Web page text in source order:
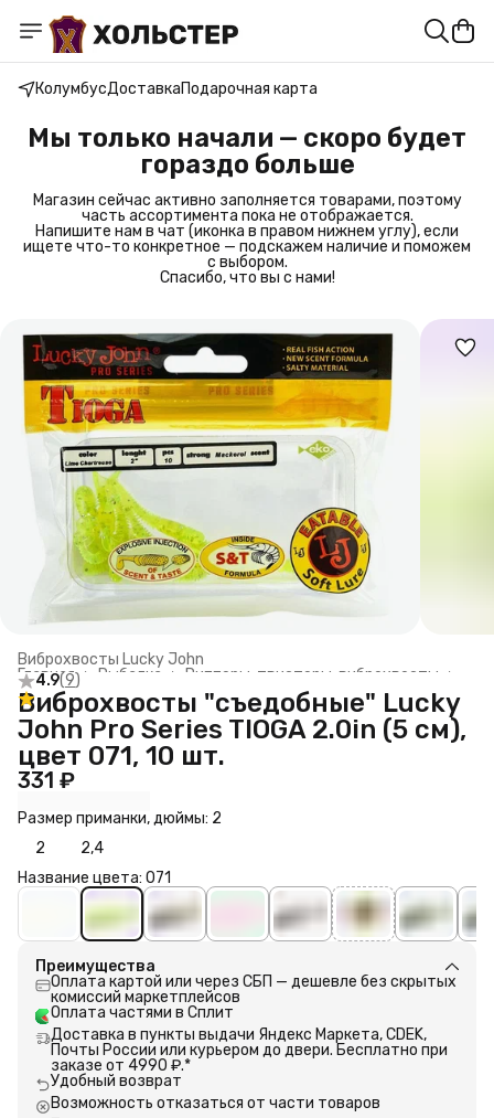
КолумбусДоставкаПодарочная карта
Мы только начали — скоро будет
гораздо больше
Магазин сейчас активно заполняется товарами, поэтому
часть ассортимента пока не отображается.
Напишите нам в чат (иконка в правом нижнем углу), если
ищете что-то конкретное — подскажем наличие и поможем
с выбором.
Спасибо, что вы с нами!
Виброхвосты Lucky John
Рипперы, твистеры, виброхвосты ›
Рыбалка ›
Главная ›
4.9(9)
Виброхвосты "съедобные" Lucky
John Pro Series TIOGA 2.0in (5 см),
цвет 071, 10 шт.
331 ₽
Размер приманки, дюймы: 2
2
2,4
Название цвета: 071
Преимущества
Оплата картой или через СБП — дешевле без скрытых
комиссий маркетплейсов
Оплата частями в Сплит
Доставка в пункты выдачи Яндекс Маркета, CDEK,
Почты России или курьером до двери. Бесплатно при
заказе от 4990 ₽.*
Удобный возврат
Возможность отказаться от части товаров